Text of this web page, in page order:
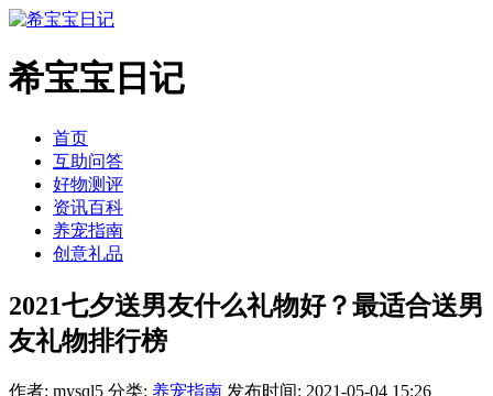
希宝宝日记
首页
互助问答
好物测评
资讯百科
养宠指南
创意礼品
2021七夕送男友什么礼物好？最适合送男
友礼物排行榜
作者: mysql5 分类: 养宠指南 发布时间: 2021-05-04 15:26